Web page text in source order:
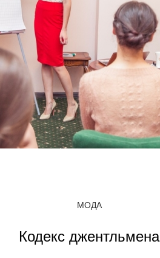
МОДА
Кодекс джентльмена